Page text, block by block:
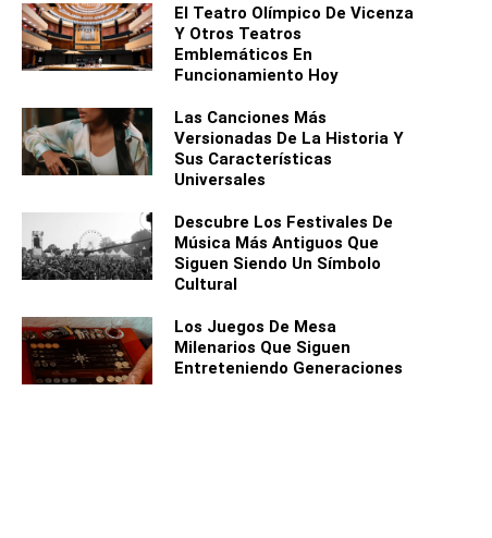
El Teatro Olímpico De Vicenza
Y Otros Teatros
Emblemáticos En
Funcionamiento Hoy
Las Canciones Más
Versionadas De La Historia Y
Sus Características
Universales
Descubre Los Festivales De
Música Más Antiguos Que
Siguen Siendo Un Símbolo
Cultural
Los Juegos De Mesa
Milenarios Que Siguen
Entreteniendo Generaciones